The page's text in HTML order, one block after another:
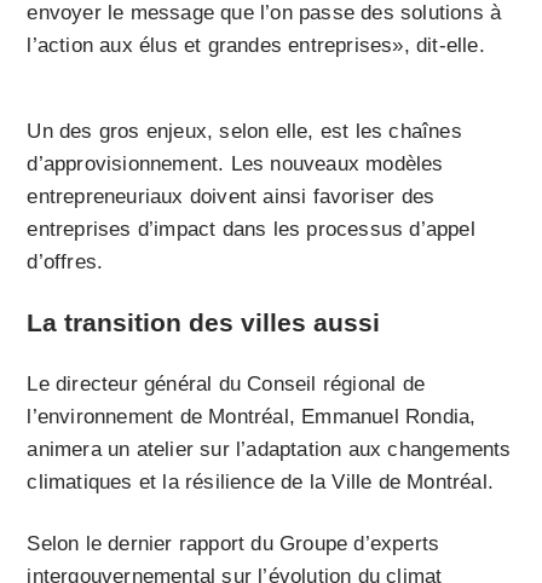
envoyer le message que l’on passe des solutions à
l’action aux élus et grandes entreprises», dit-elle.
Un des gros enjeux, selon elle, est les chaînes
d’approvisionnement. Les nouveaux modèles
entrepreneuriaux doivent ainsi favoriser des
entreprises d’impact dans les processus d’appel
d’offres.
La transition des villes aussi
Le directeur général du Conseil régional de
l’environnement de Montréal, Emmanuel Rondia,
animera un atelier sur l’adaptation aux changements
climatiques et la résilience de la Ville de Montréal.
Selon le dernier rapport du Groupe d’experts
intergouvernemental sur l’évolution du climat